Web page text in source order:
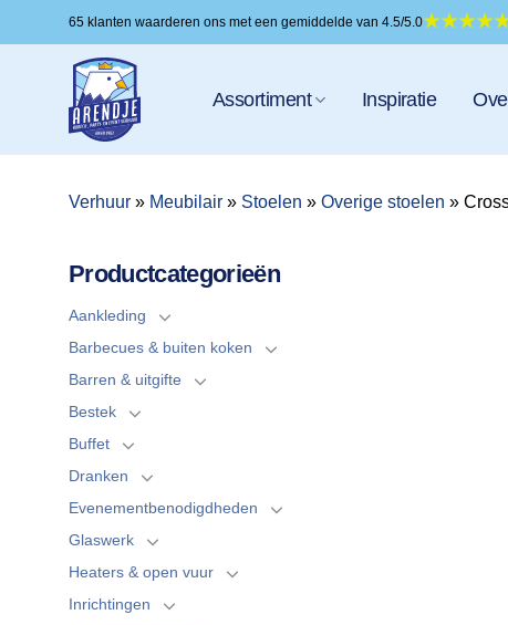
naar
65 klanten waarderen ons met een gemiddelde van 4.5/5.0
Assortiment Inspiratie
Verhuur » Meubilair » Stoelen » Overige stoelen »
Productcategorieën
Aankleding
Barbecues & buiten koken
Barren & uitgifte
Bestek
Buffet
Dranken
Evenementbenodigdheden
Glaswerk
Heaters & open vuur
Inrichtingen